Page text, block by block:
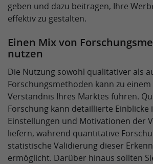
geben und dazu beitragen, Ihre
effektiv zu gestalten.
Einen Mix von
nutzen
Die Nutzung sowohl qualitativer als
Forschungsmethoden kann zu
Verständnis Ihres Marktes führen.
Forschung kann detaillierte Einblicke
Einstellungen und Motivationen der
liefern, während quantitative
statistische Validierung dieser
ermöglicht. Darüber hinaus sollten